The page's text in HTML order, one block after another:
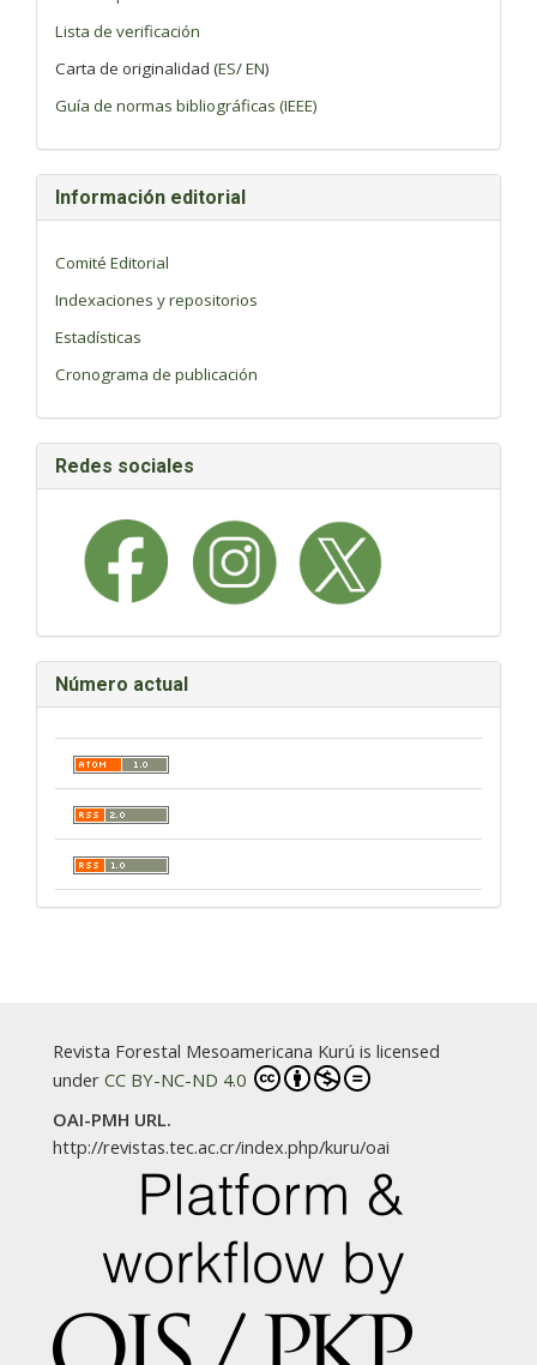
Lista de verificación
Carta de originalidad (ES/EN)
Guía de normas bibliográficas (IEEE)
Información editorial
Comité Editorial
Indexaciones y repositorios
Estadísticas
Cronograma de publicación
Redes sociales
Número actual
Revista Forestal Mesoamericana Kurú is licensed
underCC BY-NC-ND 4.0
OAI-PMH URL.
http://revistas.tec.ac.cr/index.php/kuru/oai